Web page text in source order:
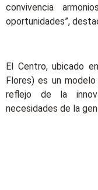
convivencia
oportunidades”,
El Centro, ubicado
Flores) es un
reflejo de la
necesidades de la